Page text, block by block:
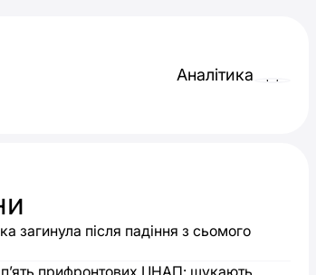
Аналітика
загинула після падіння з сьомого